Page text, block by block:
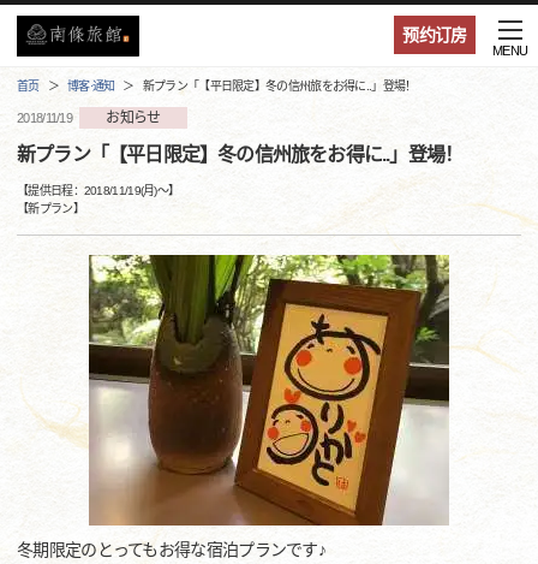
预约订房
MENU
首页 博客·通知 新プラン「【平日限定】冬の信州旅をお得に..」登場！
2018/11/19 お知らせ
新プラン「【平日限定】冬の信州旅をお得に..」登場！
【提供日程：2018/11/19(月)〜】
【新プラン】
冬期限定のとってもお得な宿泊プランです♪